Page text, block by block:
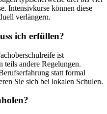
Intensivkurse können diese
verlängern.
ich erfüllen?
ist
teils andere Regelungen.
statt formal
Sie sich bei lokalen Schulen.